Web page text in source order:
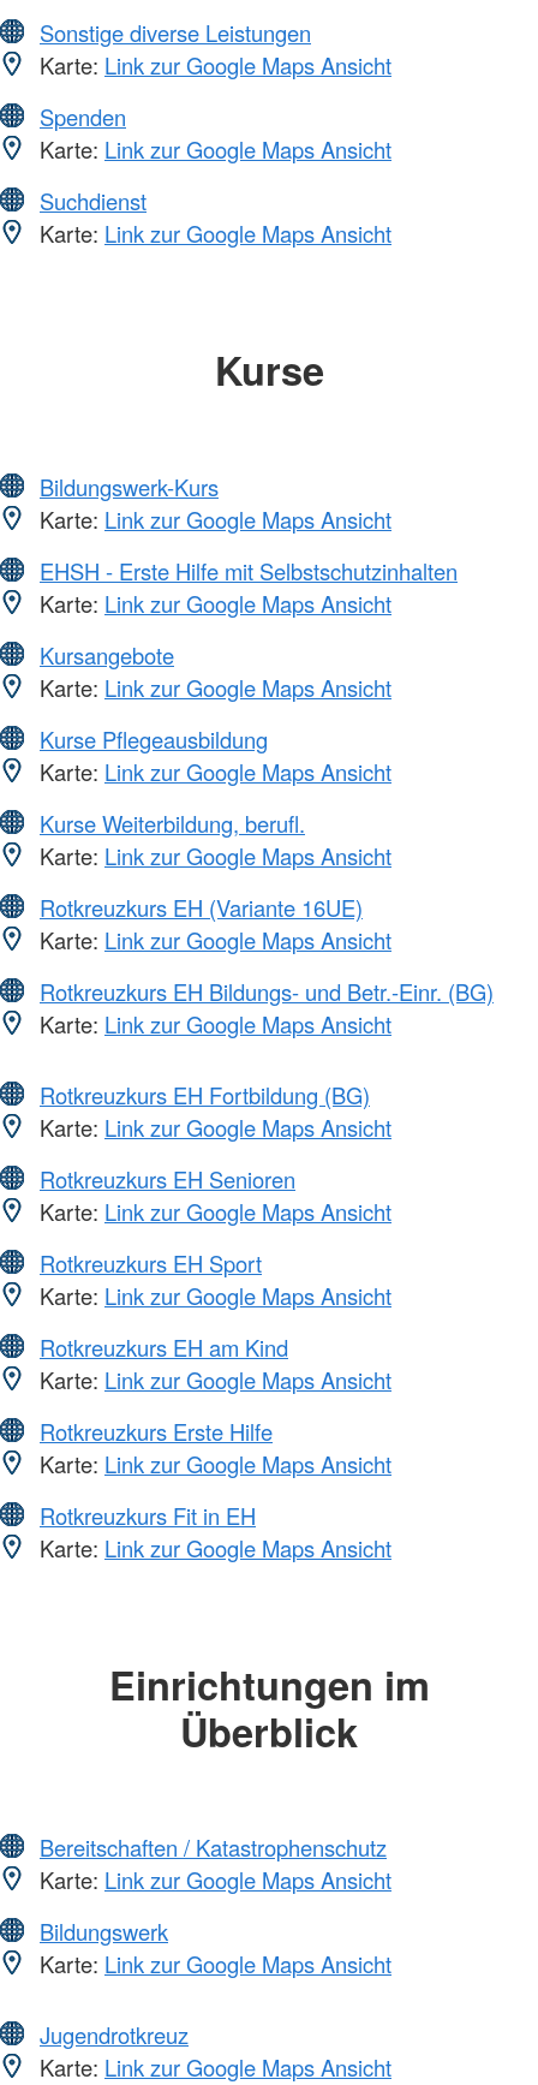
Sonstige diverse Leistungen
Karte: Link zur Google Maps Ansicht
Spenden
Karte: Link zur Google Maps Ansicht
Suchdienst
Karte: Link zur Google Maps Ansicht
Kurse
Bildungswerk-Kurs
Karte: Link zur Google Maps Ansicht
EHSH - Erste Hilfe mit Selbstschutzinhalten
Karte: Link zur Google Maps Ansicht
Kursangebote
Karte: Link zur Google Maps Ansicht
Kurse Pflegeausbildung
Karte: Link zur Google Maps Ansicht
Kurse Weiterbildung, berufl.
Karte: Link zur Google Maps Ansicht
Rotkreuzkurs EH (Variante 16UE)
Karte: Link zur Google Maps Ansicht
Rotkreuzkurs EH Bildungs- und Betr.-Einr. (BG)
Karte: Link zur Google Maps Ansicht
Rotkreuzkurs EH Fortbildung (BG)
Karte: Link zur Google Maps Ansicht
Rotkreuzkurs EH Senioren
Karte: Link zur Google Maps Ansicht
Rotkreuzkurs EH Sport
Karte: Link zur Google Maps Ansicht
Rotkreuzkurs EH am Kind
Karte: Link zur Google Maps Ansicht
Rotkreuzkurs Erste Hilfe
Karte: Link zur Google Maps Ansicht
Rotkreuzkurs Fit in EH
Karte: Link zur Google Maps Ansicht
Einrichtungen im
Überblick
Bereitschaften / Katastrophenschutz
Karte: Link zur Google Maps Ansicht
Bildungswerk
Karte: Link zur Google Maps Ansicht
Jugendrotkreuz
Karte: Link zur Google Maps Ansicht